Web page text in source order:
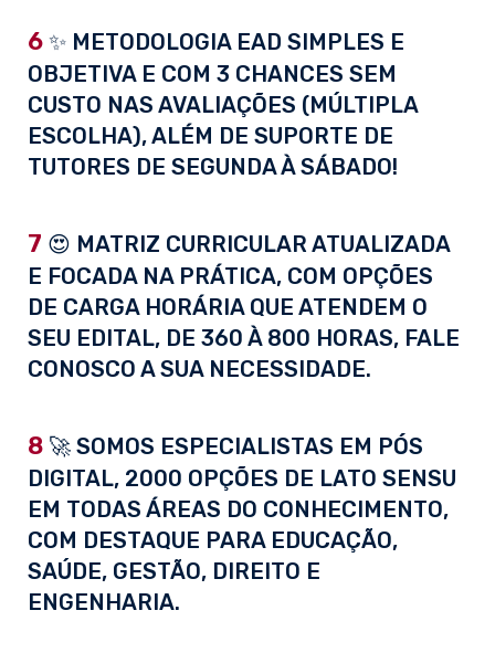
6 ✨ METODOLOGIA EAD SIMPLES E
OBJETIVA E COM 3 CHANCES SEM
CUSTO NAS AVALIAÇÕES (MÚLTIPLA
ESCOLHA), ALÉM DE SUPORTE DE
TUTORES DE SEGUNDA À SÁBADO!
7 😍 MATRIZ CURRICULAR ATUALIZADA
E FOCADA NA PRÁTICA, COM OPÇÕES
DE CARGA HORÁRIA QUE ATENDEM O
SEU EDITAL, DE 360 À 800 HORAS, FALE
CONOSCO A SUA NECESSIDADE.
8 🚀 SOMOS ESPECIALISTAS EM PÓS
DIGITAL, 2000 OPÇÕES DE LATO SENSU
EM TODAS ÁREAS DO CONHECIMENTO,
COM DESTAQUE PARA EDUCAÇÃO,
SAÚDE, GESTÃO, DIREITO E
ENGENHARIA.